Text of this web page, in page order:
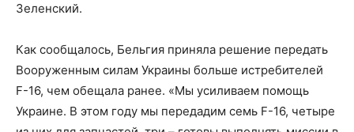
Зеленский.
Как сообщалось, Бельгия приняла решение передать
Вооруженным силам Украины больше истребителей
F-16, чем обещала ранее. «Мы усиливаем помощь
Украине. В этом году мы передадим семь F-16, четыре